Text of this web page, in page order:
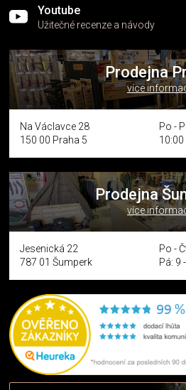
Youtube
Užitečné recenze a návody
Prodejna
více
Na Václavce 28
150 00 Praha 5
Po -
10:00
Prodejna
více
Jesenická 22
787 01 Šumperk
Po -
Pá: 9